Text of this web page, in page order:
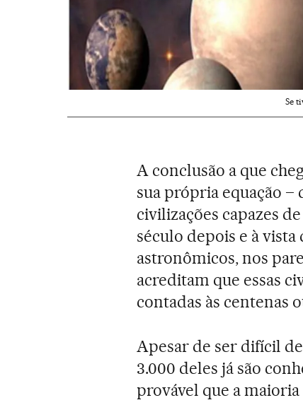
Se
A conclusão a que
sua própria equação –
civilizações capazes
século depois e à
astronômicos, nos
acreditam que essas
contadas às centenas
Apesar de ser difícil
3.000 deles já são
provável que a